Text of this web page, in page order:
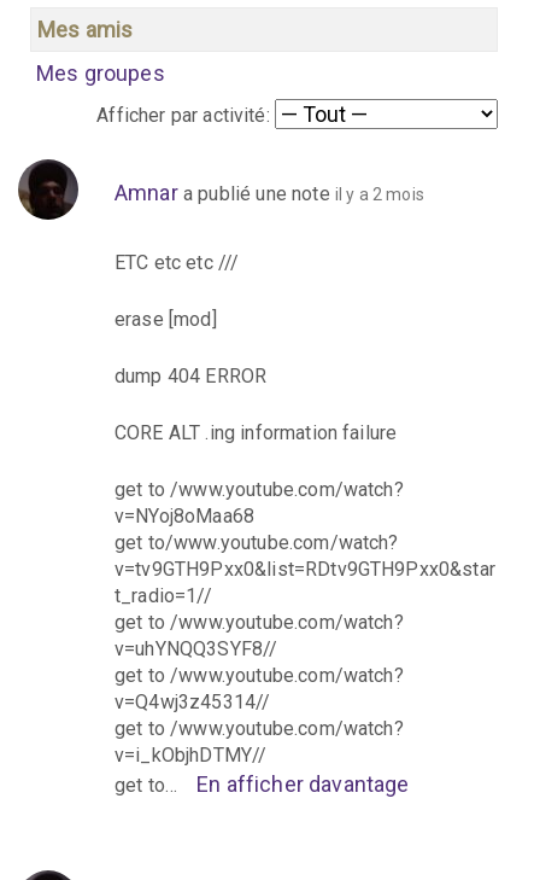
Mes amis
Mes groupes
Afficher par activité:
Amnara publié une note il y a 2 mois
ETC etc etc ///
erase [mod]
dump 404 ERROR
CORE ALT .ing information failure
get to /www.youtube.com/watch?
v=NYoj8oMaa68
get to/www.youtube.com/watch?
v=tv9GTH9Pxx0&list=RDtv9GTH9Pxx0&star
t_radio=1//
get to /www.youtube.com/watch?
v=uhYNQQ3SYF8//
get to /www.youtube.com/watch?
v=Q4wj3z45314//
get to /www.youtube.com/watch?
v=i_kObjhDTMY//
get to…
En afficher davantage